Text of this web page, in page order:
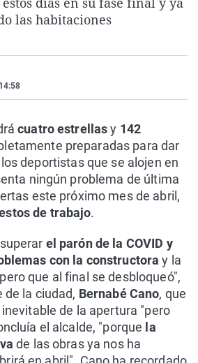
La rosa de los vientos
Como el perro y el
Caso
Equipo de
Extremadura
La Rioja
Virales
Elecciones
las habitaciones
cuatro estrellasy 142
preparadas para dar
deportistas que se alojen en
ningún problema de última
este próximo mes de abril,
de trabajo.
el parón de la COVID y
con la constructora y la
que al final se desbloqueó",
de la ciudad, Bernabé Cano, que
de la apertura "pero
el alcalde, "porque la
de las obras ya nos ha